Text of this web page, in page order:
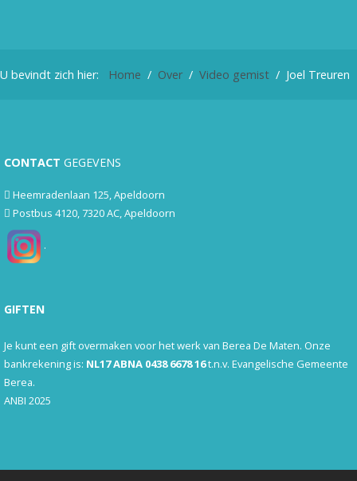
U bevindt zich hier: Home Over Video gemist Joel Treuren
CONTACT GEGEVENS
Heemradenlaan 125, Apeldoorn
Postbus 4120, 7320 AC, Apeldoorn
.
GIFTEN
Je kunt een gift overmaken voor het werk van Berea De Maten. Onze
bankrekening is: NL17 ABNA 0438 6678 16t.n.v. Evangelische Gemeente
Berea.
ANBI 2025